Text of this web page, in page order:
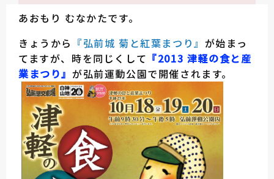
あおもり むなかたです。
きょうから 『弘前城 菊と紅葉まつり』 が始まっ
てますが、時を同じくして 『2013 津軽の食と産
業まつり』 が弘前運動公園で開催されます。